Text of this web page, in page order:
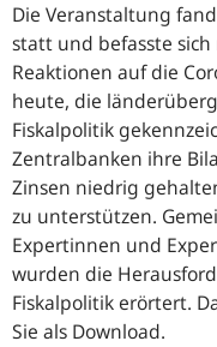
Die Veranstaltung
statt und befasste
Reaktionen auf die
heute, die
Fiskalpolitik
Zentralbanken ihre
Zinsen niedrig
zu unterstützen.
Expertinnen und
wurden die
Fiskalpolitik erörtert.
Sie als Download.